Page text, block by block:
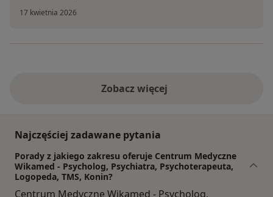
17 kwietnia 2026
Zobacz więcej
Najczęściej zadawane pytania
Porady z jakiego zakresu oferuje Centrum Medyczne
Wikamed - Psycholog, Psychiatra, Psychoterapeuta,
Logopeda, TMS, Konin?
Centrum Medyczne Wikamed - Psycholog,